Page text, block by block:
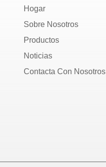
Hogar
Sobre Nosotros
Productos
Noticias
Contacta Con Nosotros